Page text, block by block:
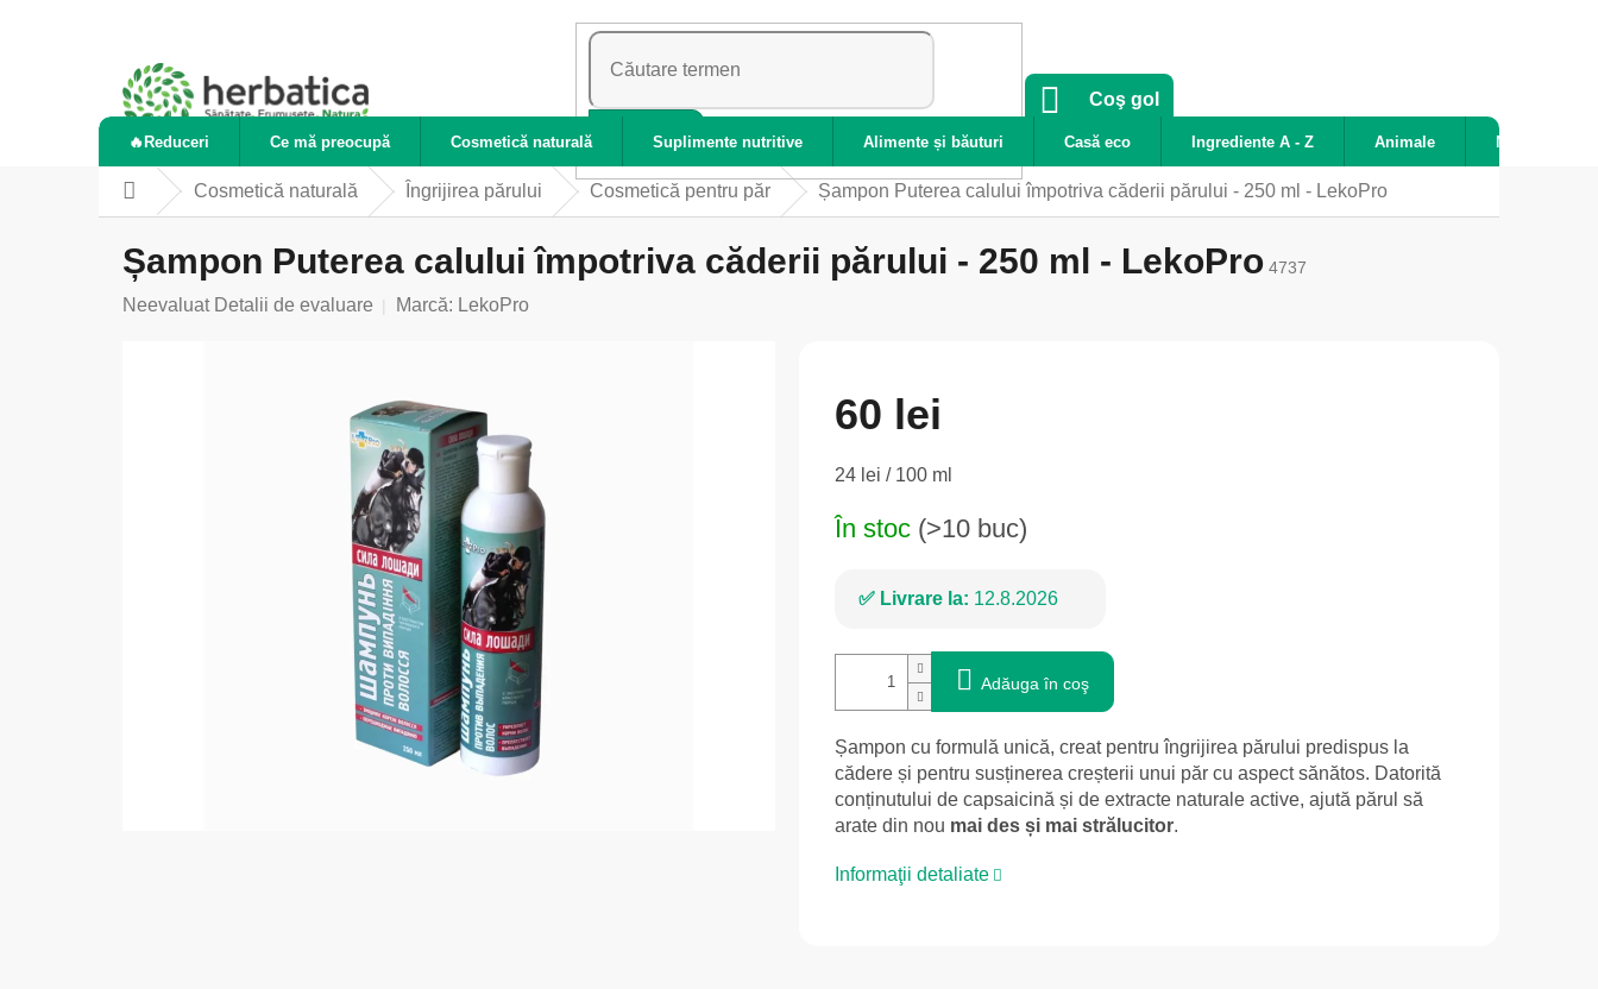
CĂUTARE
COŞ
CUMPĂRĂTURI
Coş gol
🔥Reduceri Ce mă preocupă Cosmetică naturală Suplimente nutritive Alimente și băuturi Casă eco Ingrediente A - Z Animale Noutăți
AcasăCosmetică naturală Îngrijirea părului Cosmetică pentru păr Șampon Puterea calului împotriva căderii părului - 250 ml - LekoPro
Șampon Puterea calului împotriva căderii părului - 250 ml - LekoPro 4737
Evaluarea
Neevaluat Detalii de evaluare Marcă: LekoPro
60 lei
Evaluare
24 lei / 100 ml
În stoc (>10 buc)
Livrare la: 12.8.2026
Adăuga în coş
Șampon cu formulă unică, creat pentru îngrijirea părului predispus la
cădere și pentru susținerea creșterii unui păr cu aspect sănătos. Datorită
conținutului de capsaicină și de extracte naturale active, ajută părul să
arate din nou mai des și mai strălucitor.
Informaţii detaliate